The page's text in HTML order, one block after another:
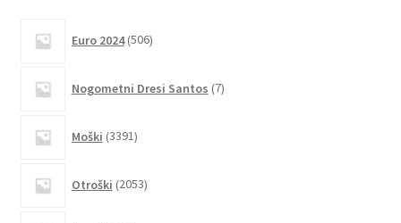
Euro 2024 506izdelkov
Nogometni Dresi Santos 7izdelkov
Moški 3391izdelkov
Otroški 2053izdelkov